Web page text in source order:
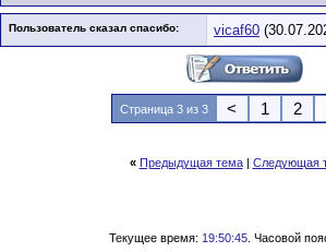
Пользователь сказал cпасибо: vicaf60
Страница 3 из 3 < 1 2
« Предыдущая тема| Следующая
Текущее время: 19:50:45. Часовой